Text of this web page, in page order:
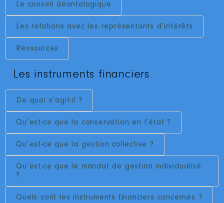
Le conseil déontologique
Les relations avec les représentants d’intérêts
Ressources
Les instruments financiers
De quoi s’agit-il ?
Qu’est-ce que la conservation en l’état ?
Qu’est-ce que la gestion collective ?
Qu’est-ce que le mandat de gestion individualisé
?
Quels sont les instruments financiers concernés ?